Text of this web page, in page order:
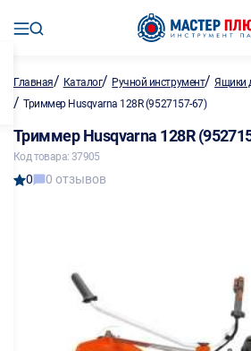
Главная/ Каталог/ Ручной инструмент/Ящики
/ Триммер Husqvarna 128R (9527157-67)
Триммер Husqvarna 128R
Код товара: 37905
0 0 отзывов